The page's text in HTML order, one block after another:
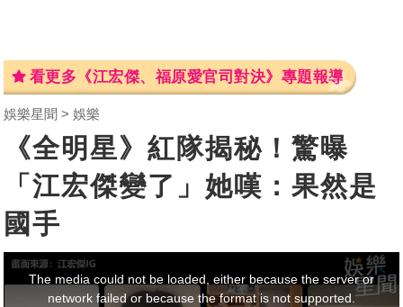
看更多《江宏傑、福原愛官司對決》專題報導
娛樂星聞 娛樂
《全明星》紅隊揭秘！驚曝
「江宏傑變了」她嘆：果然是
國手
modalThe media could not be loaded, either because the server or
network failed or because the format is not supported.